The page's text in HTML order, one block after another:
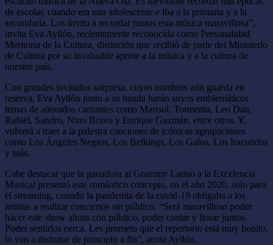
de escolar, cuando era una adolescente e iba a la primaria y a la
secundaria. Los invito a recordar juntos esta música maravillosa”,
invita Eva Ayllón, recientemente reconocida como Personalidad
Meritoria de la Cultura, distinción que recibió de parte del Ministerio
de Cultura por su invaluable aporte a la música y a la cultura de
nuestro país.
Con grandes invitados sorpresa, cuyos nombres aún guarda en
reserva, Eva Ayllón junto a su banda harán suyos emblemáticos
temas de añorados cantantes como Marisol, Tormenta, Leo Dan,
Rafael, Sandro, Nino Bravo y Enrique Guzmán, entre otros. Y,
volverá a traer a la palestra canciones de icónicas agrupaciones
como Los Ángeles Negros, Los Belkings, Los Galos, Los Iracundos
y más.
Cabe destacar que la ganadora al Grammy Latino a la Excelencia
Musical presentó este romántico concepto, en el año 2020, solo para
el streaming, cuando la pandemia de la covid-19 obligaba a los
artistas a realizar conciertos sin público. “Será maravilloso poder
hacer este show ahora con público, poder cantar y llorar juntos.
Poder sentirlos cerca. Les prometo que el repertorio está muy bonito,
lo van a disfrutar de principio a fin”, acota Ayllón.